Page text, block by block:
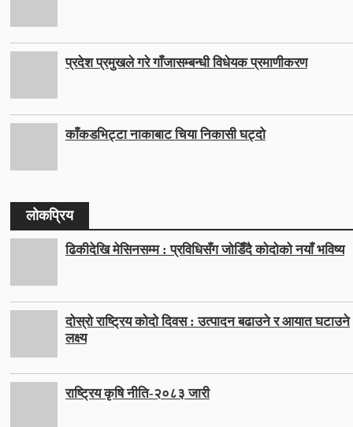
प्रदेश प्रमुखले गरे गाँजासम्बन्धी विधेयक प्रमाणीकरण
काँकडभिट्टा नाकाबाट चिया निकासी घट्दो
लोकप्रिय
ढिकीदेखि मेसिनसम्म : प्रविधिसँग जोडिँदै कोदोको नयाँ भविष्य
दोस्रो राष्ट्रिय कोदो दिवस : उत्पादन बढाउने र आयात घटाउने
लक्ष्य
राष्ट्रिय कृषि नीति-२०८३ जारी